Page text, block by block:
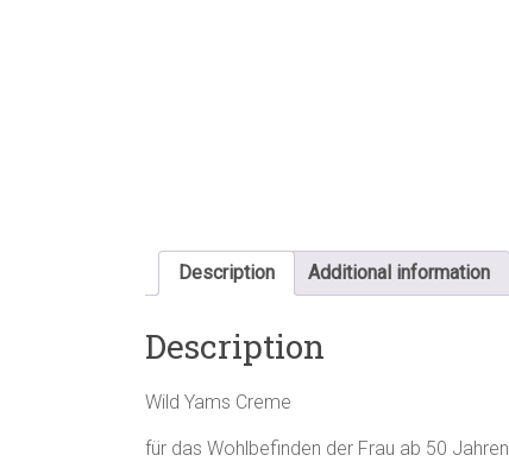
Description Additional information
Description
Wild Yams Creme
für das Wohlbefinden der Frau ab 50 Jahren